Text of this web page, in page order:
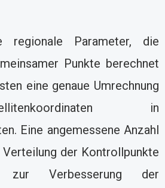
regionale Parameter, die
Punkte berechnet
eine genaue Umrechnung
in
Eine angemessene Anzahl
der Kontrollpunkte
Verbesserung der